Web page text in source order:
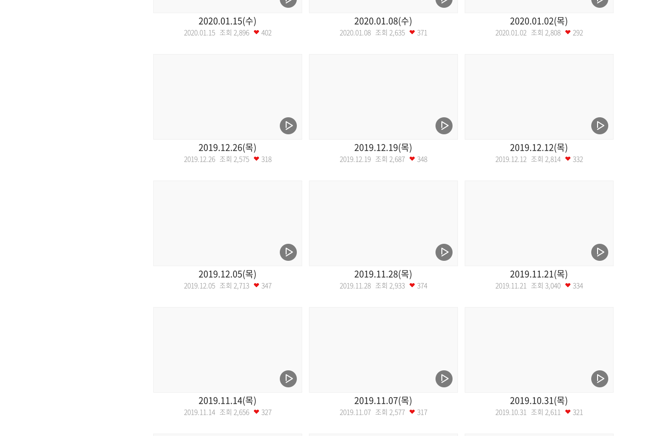
2020.01.15(수)
2020.01.15 조회 2,896 402
2020.01.08(수)
2020.01.08 조회 2,635 371
2020.01.02(목)
2020.01.02 조회 2,808 292
2019.12.26(목)
2019.12.26 조회 2,575 318
2019.12.19(목)
2019.12.19 조회 2,687 348
2019.12.12(목)
2019.12.12 조회 2,814 332
2019.12.05(목)
2019.12.05 조회 2,713 347
2019.11.28(목)
2019.11.28 조회 2,933 374
2019.11.21(목)
2019.11.21 조회 3,040 334
2019.11.14(목)
2019.11.14 조회 2,656 327
2019.11.07(목)
2019.11.07 조회 2,577 317
2019.10.31(목)
2019.10.31 조회 2,611 321